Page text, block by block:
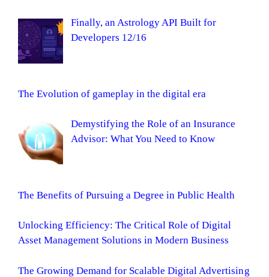
Finally, an Astrology API Built for
Developers 12/16
The Evolution of gameplay in the digital era
Demystifying the Role of an Insurance
Advisor: What You Need to Know
The Benefits of Pursuing a Degree in Public Health
Unlocking Efficiency: The Critical Role of Digital
Asset Management Solutions in Modern Business
The Growing Demand for Scalable Digital Advertising